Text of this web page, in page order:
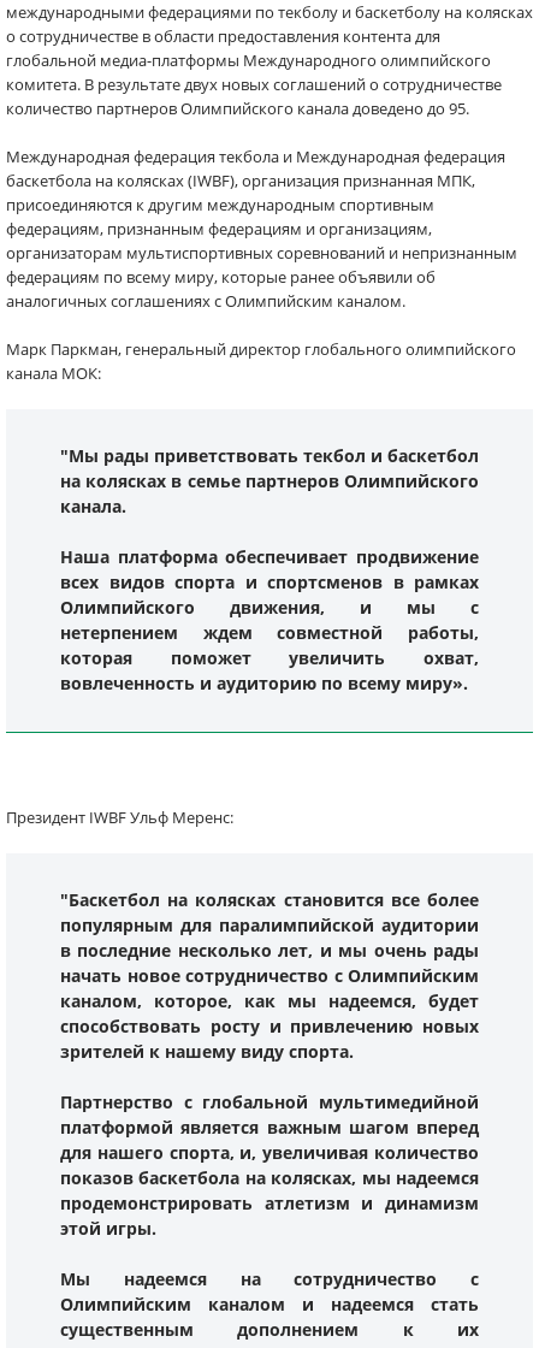
международными федерациями по текболу и баскетболу на колясках
о сотрудничестве в области предоставления контента для
глобальной медиа-платформы Международного олимпийского
комитета. В результате двух новых соглашений о сотрудничестве
количество партнеров Олимпийского канала доведено до 95.
Международная федерация текбола и Международная федерация
баскетбола на колясках (IWBF), организация признанная МПК,
присоединяются к другим международным спортивным
федерациям, признанным федерациям и организациям,
организаторам мультиспортивных соревнований и непризнанным
федерациям по всему миру, которые ранее объявили об
аналогичных соглашениях с Олимпийским каналом.
Марк Паркман, генеральный директор глобального олимпийского
канала МОК:
"Мы рады приветствовать текбол и баскетбол
на колясках в семье партнеров Олимпийского
канала.
Наша платформа обеспечивает продвижение
всех видов спорта и спортсменов в рамках
Олимпийского движения, и мы с
нетерпением ждем совместной работы,
которая поможет увеличить охват,
вовлеченность и аудиторию по всему миру».
Президент IWBF Ульф Меренс:
"Баскетбол на колясках становится все более
популярным для паралимпийской аудитории
в последние несколько лет, и мы очень рады
начать новое сотрудничество с Олимпийским
каналом, которое, как мы надеемся, будет
способствовать росту и привлечению новых
зрителей к нашему виду спорта.
Партнерство с глобальной мультимедийной
платформой является важным шагом вперед
для нашего спорта, и, увеличивая количество
показов баскетбола на колясках, мы надеемся
продемонстрировать атлетизм и динамизм
этой игры.
Мы надеемся на сотрудничество с
Олимпийским каналом и надеемся стать
существенным дополнением к их